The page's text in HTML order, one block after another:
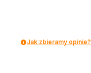
Jak zbieramy opinie?